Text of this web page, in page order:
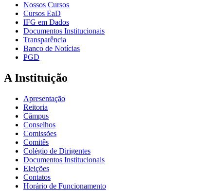
Nossos Cursos
Cursos EaD
IFG em Dados
Documentos Institucionais
Transparência
Banco de Notícias
PGD
A Instituição
Apresentação
Reitoria
Câmpus
Conselhos
Comissões
Comitês
Colégio de Dirigentes
Documentos Institucionais
Eleições
Contatos
Horário de Funcionamento